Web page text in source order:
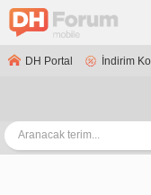
DH Portal İndirim